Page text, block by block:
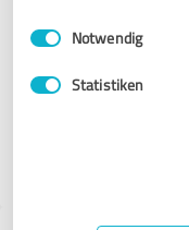
Impressum
Einwilligungsauswahl
Notwendig
Statistiken
Telekommunikation